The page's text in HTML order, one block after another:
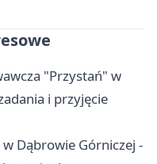
"Przystań" w
i przyjęcie
Dąbrowie Górniczej -